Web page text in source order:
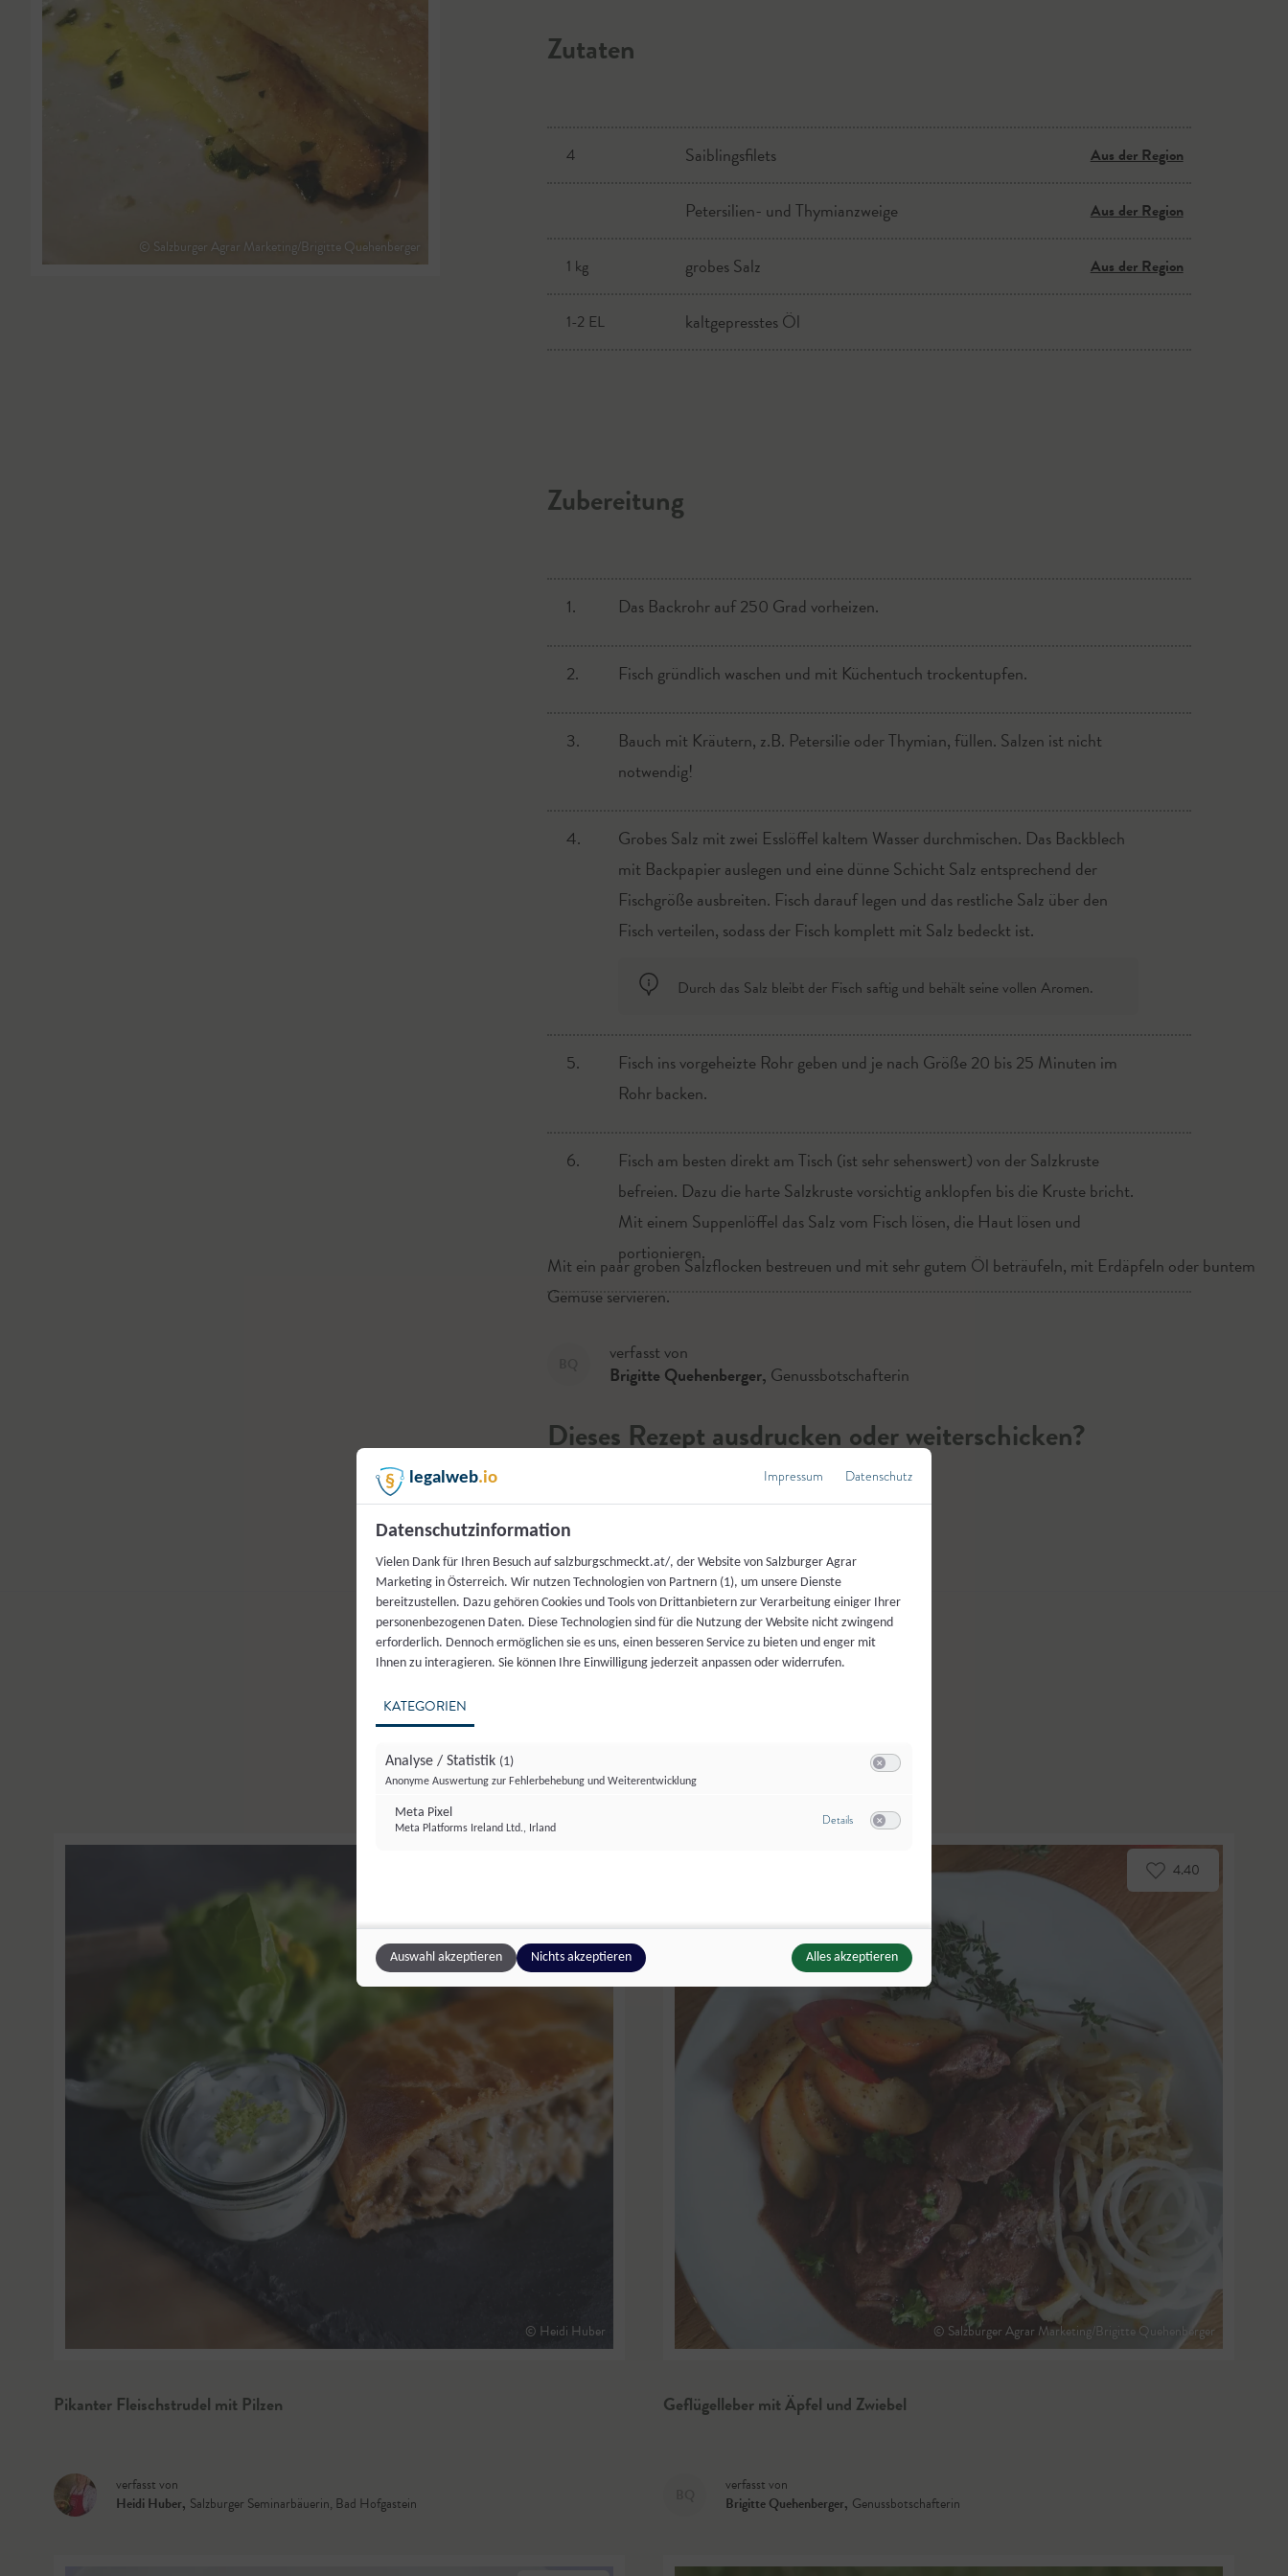
© Salzburger Agrar Marketing/Brigitte Quehenberger
Zutaten
4 Saiblingsfilets Aus der Region
Petersilien- und Thymianzweige Aus der Region
1 kg grobes Salz Aus der Region
1-2 EL kaltgepresstes Öl
Zubereitung
1. Das Backrohr auf 250 Grad vorheizen.
2. Fisch gründlich waschen und mit Küchentuch trockentupfen.
3.
Bauch mit Kräutern, z.B. Petersilie oder Thymian, füllen. Salzen ist nicht
notwendig!
4.
Grobes Salz mit zwei Esslöffel kaltem Wasser durchmischen. Das Backblech
mit Backpapier auslegen und eine dünne Schicht Salz entsprechend der
Fischgröße ausbreiten. Fisch darauf legen und das restliche Salz über den
Fisch verteilen, sodass der Fisch komplett mit Salz bedeckt ist.
Durch das Salz bleibt der Fisch saftig und behält seine vollen Aromen.
5.
Fisch ins vorgeheizte Rohr geben und je nach Größe 20 bis 25 Minuten im
Rohr backen.
6.
Fisch am besten direkt am Tisch (ist sehr sehenswert) von der Salzkruste
befreien. Dazu die harte Salzkruste vorsichtig anklopfen bis die Kruste bricht.
Mit einem Suppenlöffel das Salz vom Fisch lösen, die Haut lösen und
portionieren.
Mit ein paar groben Salzflocken bestreuen und mit sehr gutem Öl beträufeln, mit Erdäpfeln oder buntem
Gemüse servieren.
verfasst von
Brigitte Quehenberger, Genussbotschafterin
Dieses Rezept ausdrucken oder weiterschicken?
Drucken Teilen Liken
WeitereHauptspeisen
© Heidi Huber
Pikanter Fleischstrudel mit Pilzen
verfasst von
Heidi Huber, Salzburger Seminarbäuerin, Bad Hofgastein
© Salzburger Agrar Marketing/Brigitte Quehenberger
4.40
Geflügelleber mit Äpfel und Zwiebel
verfasst von
Brigitte Quehenberger, Genussbotschafterin
legalweb.io Impressum Datenschutz
Datenschutzinformation
Vielen Dank für Ihren Besuch auf salzburgschmeckt.at/, der Website von Salzburger Agrar
Marketing in Österreich. Wir nutzen Technologien von Partnern (1), um unsere Dienste
bereitzustellen. Dazu gehören Cookies und Tools von Drittanbietern zur Verarbeitung einiger Ihrer
personenbezogenen Daten. Diese Technologien sind für die Nutzung der Website nicht zwingend
erforderlich. Dennoch ermöglichen sie es uns, einen besseren Service zu bieten und enger mit
Ihnen zu interagieren. Sie können Ihre Einwilligung jederzeit anpassen oder widerrufen.
KATEGORIEN
Analyse / Statistik (1)
Anonyme Auswertung zur Fehlerbehebung und Weiterentwicklung
Meta Pixel
Meta Platforms Ireland Ltd., Irland
Detailszu Meta Pixel
Auswahl akzeptieren Nichts akzeptieren Alles akzeptieren